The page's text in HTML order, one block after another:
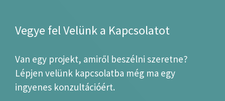
Vegye fel Velünk a Kapcsolatot
Van egy projekt, amiről beszélni szeretne?
Lépjen velünk kapcsolatba még ma egy
ingyenes konzultációért.